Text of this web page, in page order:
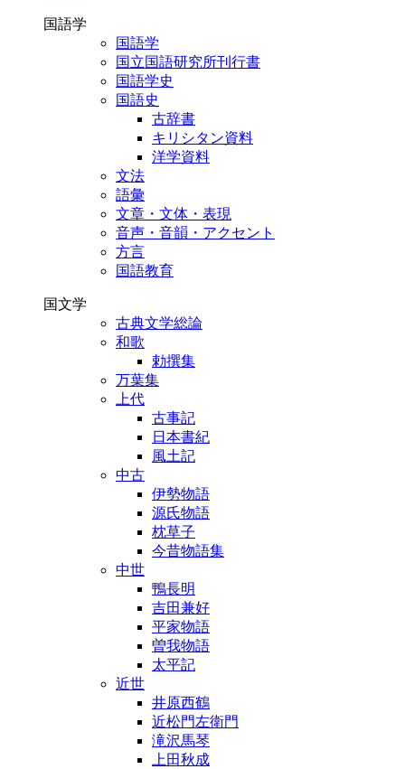
国語学
国語学
国立国語研究所刊行書
国語学史
国語史
古辞書
キリシタン資料
洋学資料
文法
語彙
文章・文体・表現
音声・音韻・アクセント
方言
国語教育
国文学
古典文学総論
和歌
勅撰集
万葉集
上代
古事記
日本書紀
風土記
中古
伊勢物語
源氏物語
枕草子
今昔物語集
中世
鴨長明
吉田兼好
平家物語
曽我物語
太平記
近世
井原西鶴
近松門左衛門
滝沢馬琴
上田秋成